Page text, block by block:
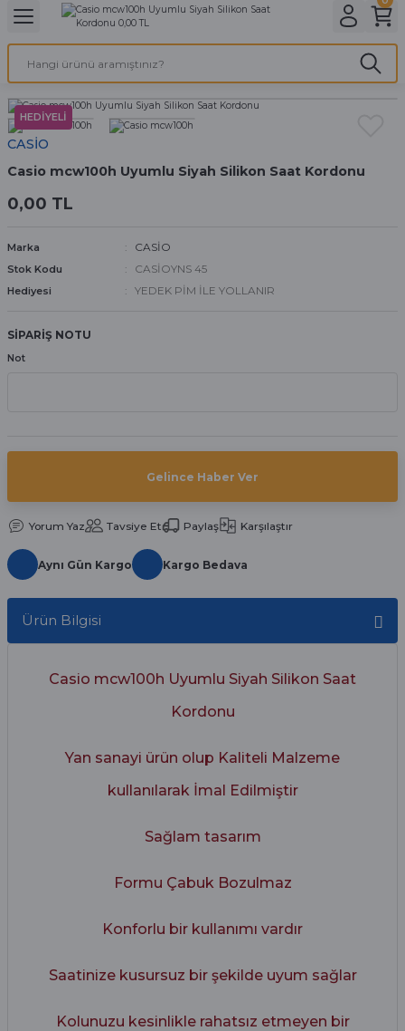
Geri Dön
& ELEKTİRİK AYDINLATMA & ELEKTRİK
Geri Dön
ve Cihaz Pilleri
ÇEŞİTLERİ
ÇEŞİTLERİ
Geri Dön
Geri Dön
Kordon Çeşitleri
kordonları
Kordonu
saat kordonu
Kordonları
HEDİYELİ
CASİO
Casio mcw100h Uyumlu Siyah Silikon Saat Kordonu
0,00 TL
Marka CASİO
Stok Kodu CASİOYNS 45
Hediyesi YEDEK PİM İLE YOLLANIR
SİPARİŞ NOTU
Not
Gelince Haber Ver
Yorum Yaz Tavsiye Et Paylaş Karşılaştır
Aynı Gün Kargo Kargo Bedava
Ürün Bilgisi
Casio mcw100h Uyumlu Siyah Silikon Saat
Kordonu
Yan sanayi ürün olup Kaliteli Malzeme
kullanılarak İmal Edilmiştir
Sağlam tasarım
Formu Çabuk Bozulmaz
Konforlu bir kullanımı vardır
Saatinize kusursuz bir şekilde uyum sağlar
Kolunuzu kesinlikle rahatsız etmeyen bir